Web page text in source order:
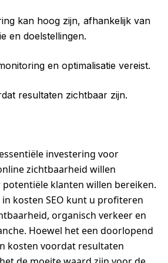
kan hoog zijn, afhankelijk van
en doelstellingen.
en optimalisatie vereist.
resultaten zichtbaar zijn.
investering voor
zichtbaarheid willen
klanten willen bereiken.
kosten SEO kunt u profiteren
organisch verkeer en
Hoewel het een doorlopend
kosten voordat resultaten